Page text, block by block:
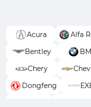
Acura Alfa
Bentley
Chery
Dongfeng